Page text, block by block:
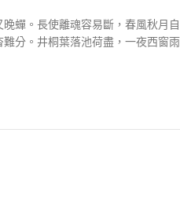
蟬。長使離魂容易斷，春風秋月自
分。井桐葉落池荷盡，一夜西窗雨